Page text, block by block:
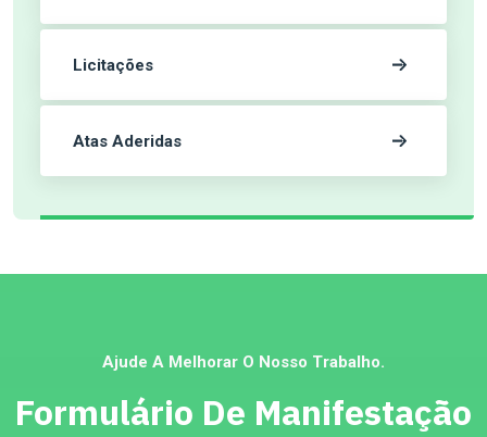
Licitações
Atas Aderidas
Ajude A Melhorar O Nosso Trabalho.
Formulário De Manifestação